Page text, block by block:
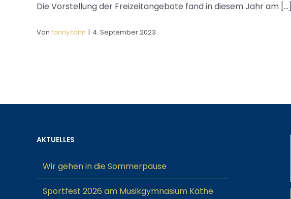
Die Vorstellung der Freizeitangebote fand in diesem Jahr am [...]
Von fanny.tahn | 4. September 2023
AKTUELLES
Wir gehen in die Sommerpause
Sportfest 2026 am Musikgymnasium Käthe